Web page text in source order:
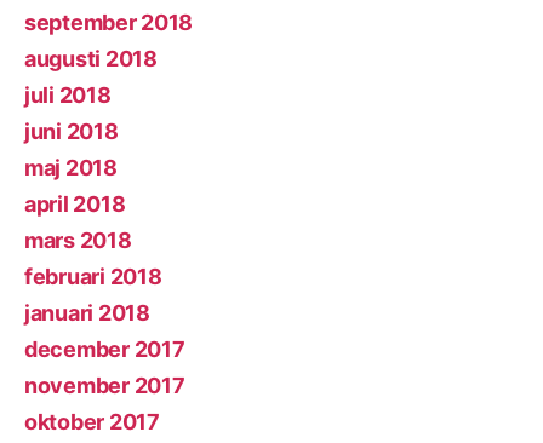
september 2018
augusti 2018
juli 2018
juni 2018
maj 2018
april 2018
mars 2018
februari 2018
januari 2018
december 2017
november 2017
oktober 2017